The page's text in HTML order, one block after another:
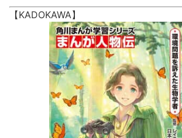
【KADOKAWA】